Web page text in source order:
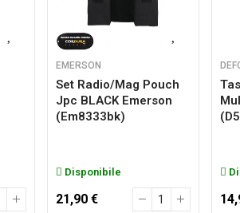
EMERSON
Set Radio/mag Pouch
Jpc BLACK Emerson
(em8333bk)
Disponibile
21,90 €